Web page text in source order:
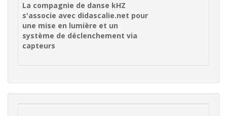
La compagnie de danse kHZ
s'associe avec didascalie.net pour
une mise en lumière et un
système de déclenchement via
capteurs